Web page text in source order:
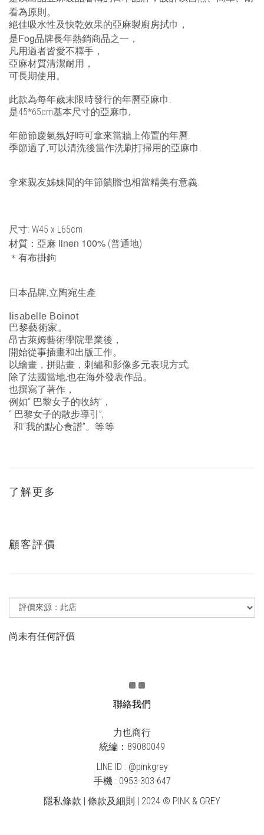
看為原則。
絕佳吸水性及快乾效果的亞麻製廚房拭巾，
是Fog品牌長年熱銷商品之一，
凡用過者皆愛不釋手，
亞麻材質清潔耐用，
可長期使用。
此款為每年歲末限時發行的年曆亞麻巾.
是45*65cm基本尺寸的亞麻巾,
年節節慶氣氛好時可拿來當牆上佈置的年曆.
季節過了,可以清洗後當作洗刷打掃用的亞麻巾.
拿來親友姊妹間的年節饋贈也相當精美有意義.
尺寸: W45 x L65cm
材質：亞麻 linen 100% (普通地)
＊有布掛鉤
日本品牌,立陶宛生產
Iisabelle Boinot
巴黎藝術家。
昂古萊姆藝術學院畢業後，
開始從事插畫和出版工作。
以繪畫，拼貼畫，刺繡和影像多元表現方式,
除了法國當地,也在海外發表作品。
也撰寫了著作，
例如“ 巴黎女子的收納”，
“ 巴黎女子的散步導引”,
和“我的點心食譜”。
等等
了解更多
顧客評價
尚未有任何評價
聯絡我們
力也商行
統編：89080049
LINE ID : @pinkgrey
手機 : 0953-303-647
隱私條款 | 條款及細則 | 2024 © PINK & GREY